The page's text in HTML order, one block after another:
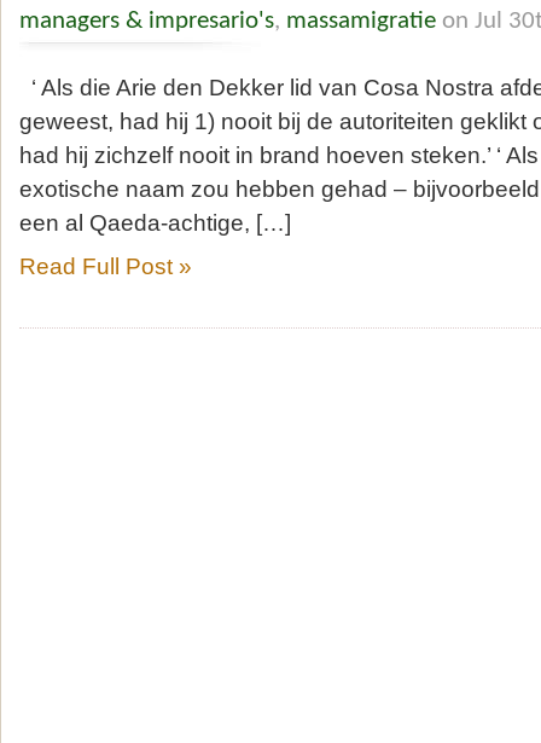
managers & impresario's, massamigratie on Jul
‘ Als die Arie den Dekker lid van Cosa Nostra
geweest, had hij 1) nooit bij de autoriteiten geklikt
had hij zichzelf nooit in brand hoeven steken.’ ‘
exotische naam zou hebben gehad –
een al Qaeda-achtige, […]
Read Full Post »